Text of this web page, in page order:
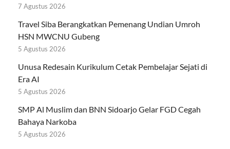
7 Agustus 2026
Travel Siba Berangkatkan Pemenang Undian Umroh
HSN MWCNU Gubeng
5 Agustus 2026
Unusa Redesain Kurikulum Cetak Pembelajar Sejati di
Era AI
5 Agustus 2026
SMP Al Muslim dan BNN Sidoarjo Gelar FGD Cegah
Bahaya Narkoba
5 Agustus 2026